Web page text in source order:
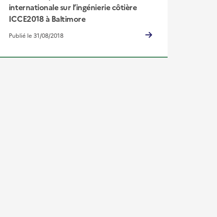
internationale sur l’ingénierie côtière
ICCE2018 à Baltimore
Publié le 31/08/2018